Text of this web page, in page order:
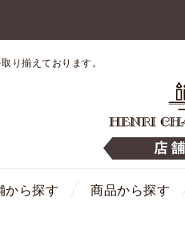
り揃えております。
から探す 商品から探す